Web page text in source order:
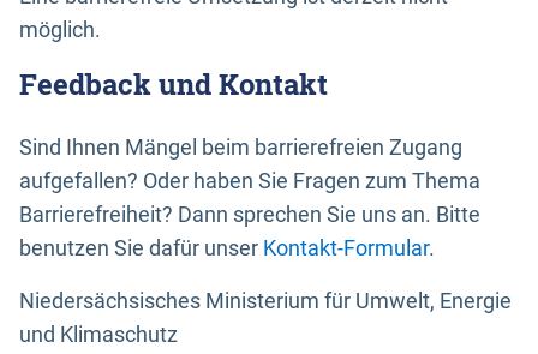
möglich.
Feedback und Kontakt
Sind Ihnen Mängel beim barrierefreien Zugang
aufgefallen? Oder haben Sie Fragen zum Thema
Barrierefreiheit? Dann sprechen Sie uns an. Bitte
benutzen Sie dafür unser Kontakt-Formular.
Niedersächsisches Ministerium für Umwelt, Energie
und Klimaschutz